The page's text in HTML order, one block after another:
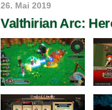
26. Mai 2019
Valthirian Arc: